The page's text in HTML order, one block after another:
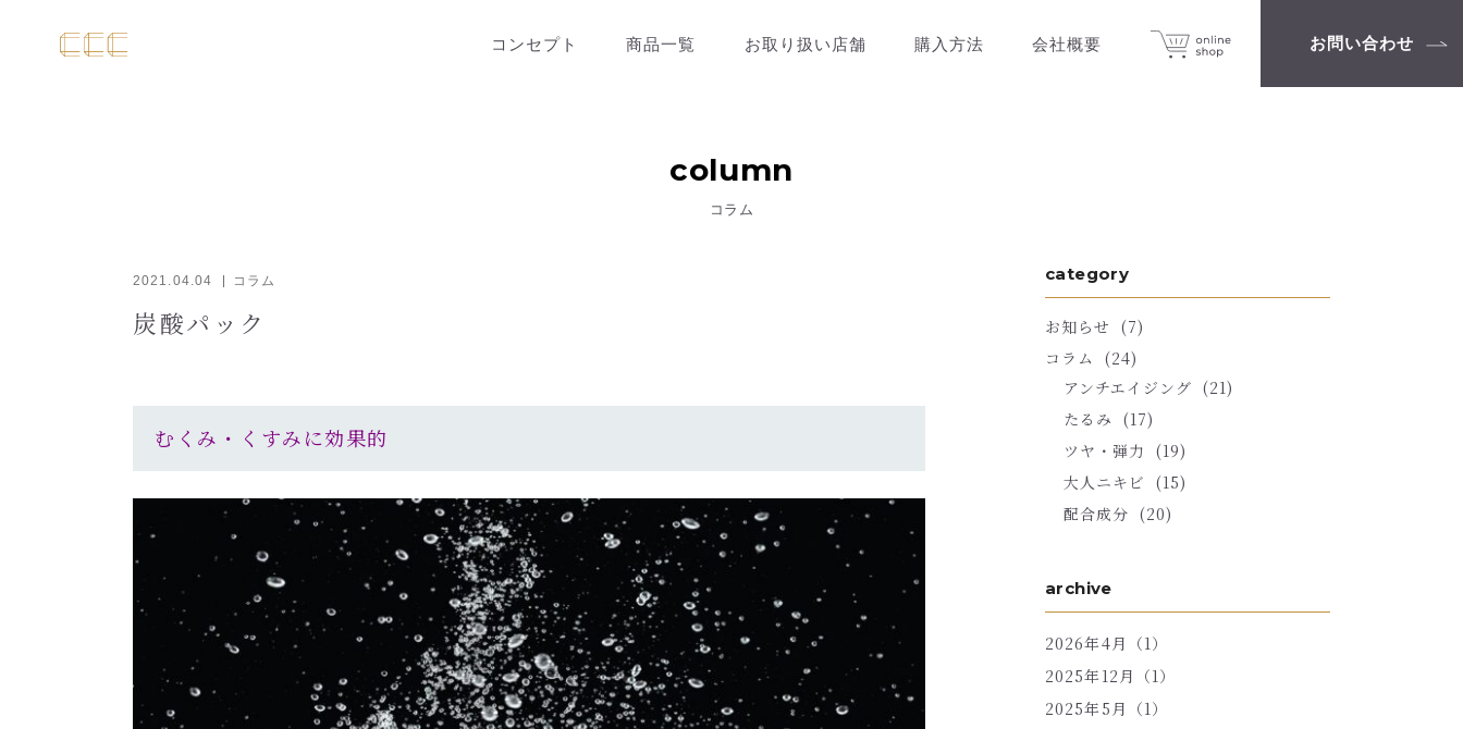
コンセプト 商品一覧 お取り扱い店舗 購入方法 会社概要 お問い合わせ
column
コラム
2021.04.04 コラム
炭酸パック
むくみ・くすみに効果的
category
お知らせ (7)
コラム
(24)
アンチエイジング (21)
たるみ (17)
ツヤ・弾力 (19)
大人ニキビ (15)
配合成分 (20)
archive
2026年4月（1）
2025年12月（1）
2025年5月（1）